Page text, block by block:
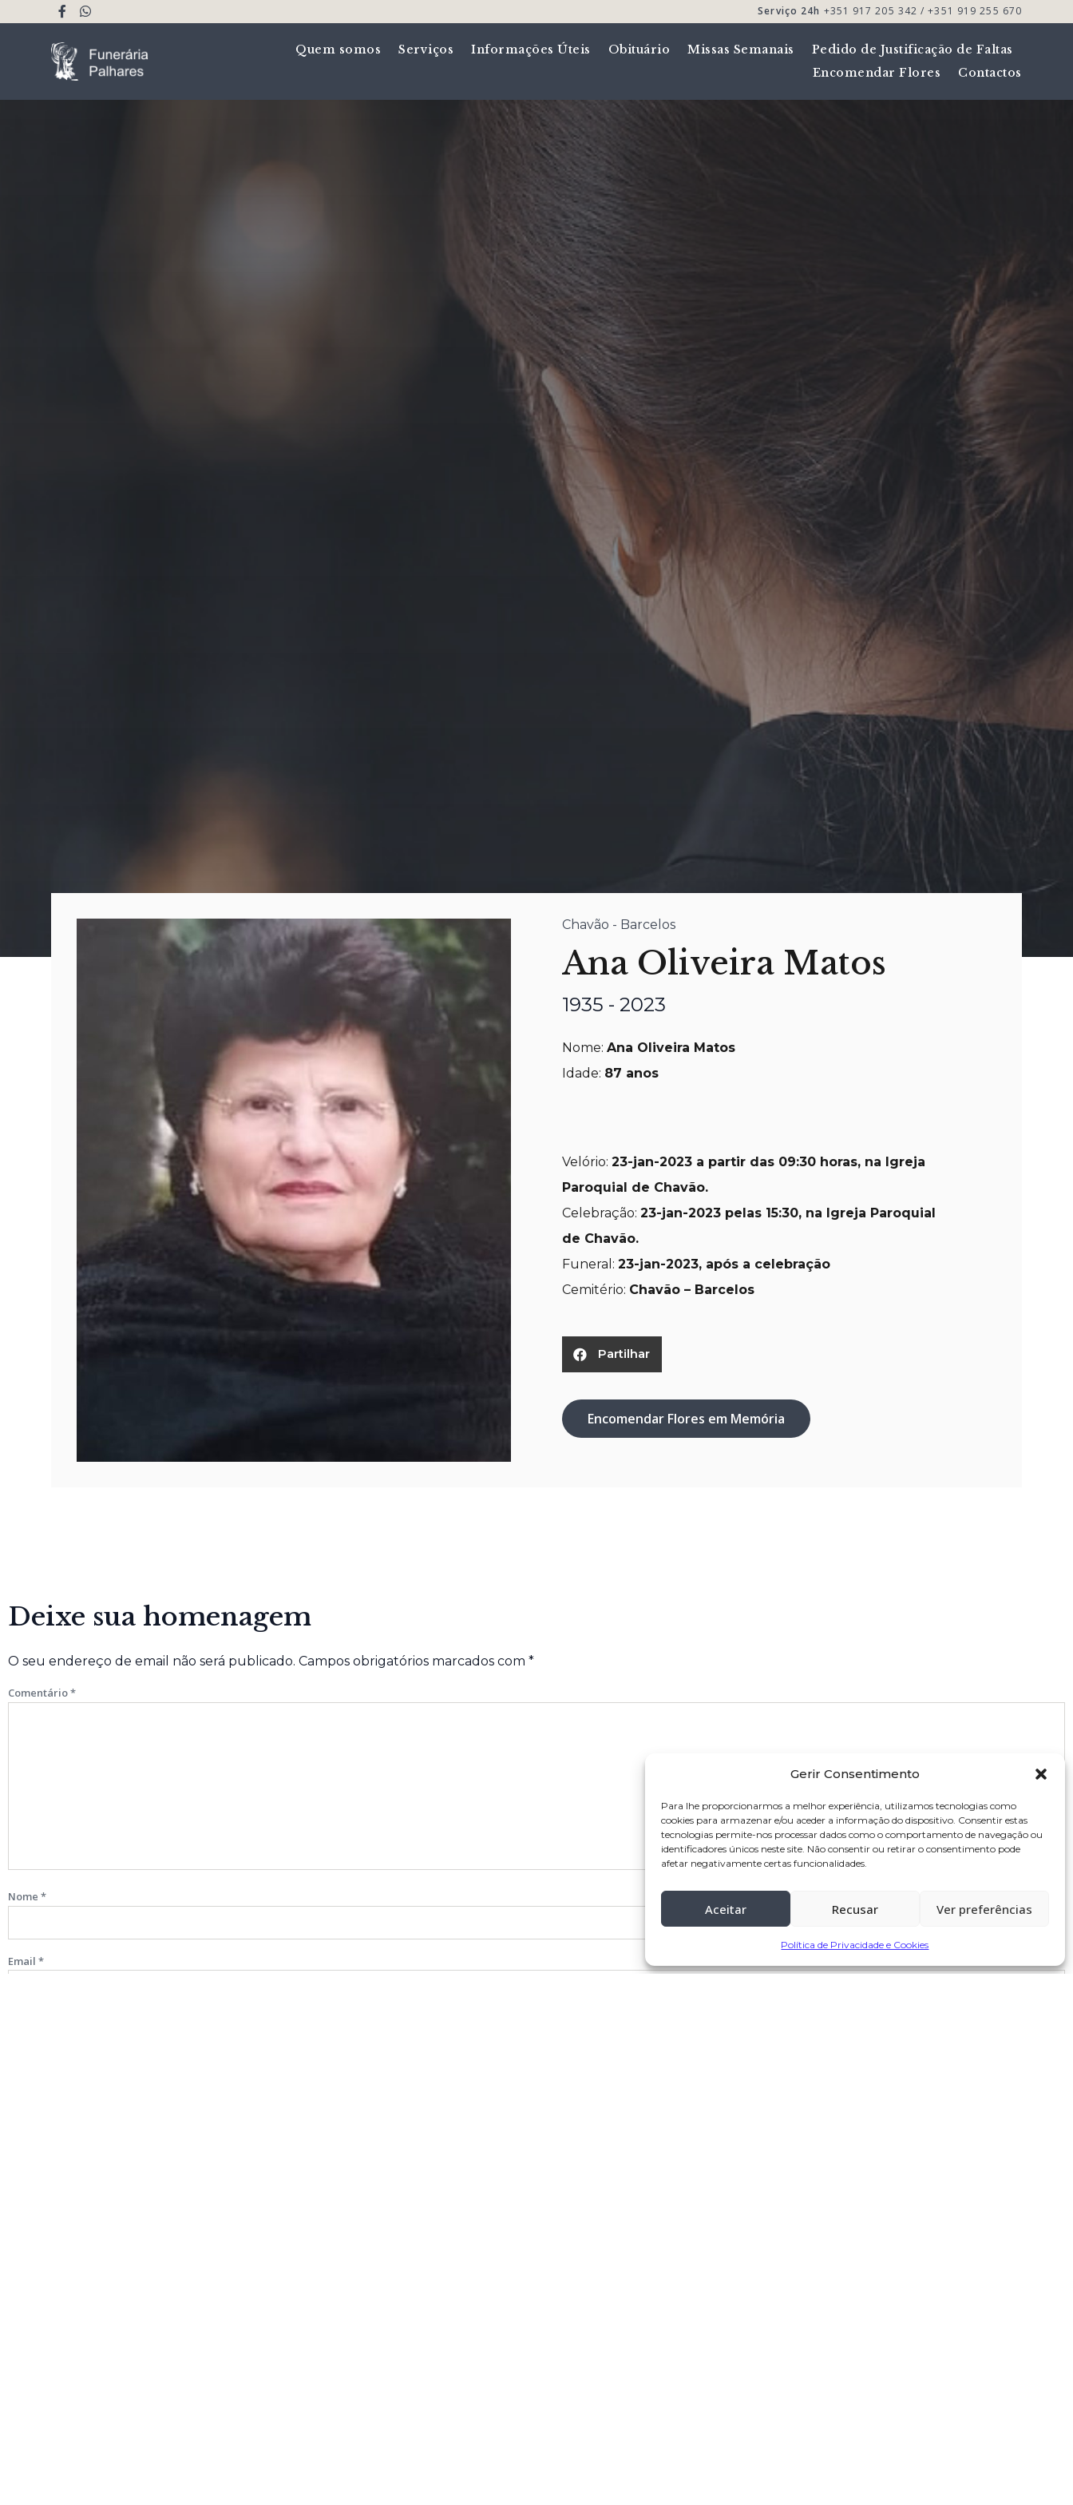
Gerir Consentimento
Para lhe proporcionarmos a melhor experiência, utilizamos tecnologias como
cookies para armazenar e/ou aceder a informação do dispositivo. Consentir estas
tecnologias permite-nos processar dados como o comportamento de navegação ou
identificadores únicos neste site. Não consentir ou retirar o consentimento pode
afetar negativamente certas funcionalidades.
Aceitar Recusar Ver preferências
Política de Privacidade e Cookies
Serviço 24h +351 917 205 342 / +351 919 255 670
Quem somos Serviços Informações Úteis Obituário Missas Semanais
Pedido de Justificação de Faltas
Encomendar Flores
Contactos
Chavão - Barcelos
Ana Oliveira Matos
1935 - 2023
Nome: Ana Oliveira Matos
Idade: 87 anos
Velório: 23-jan-2023 a partir das 09:30 horas, na Igreja
Paroquial de Chavão.
Celebração: 23-jan-2023 pelas 15:30, na Igreja Paroquial
de Chavão.
Funeral: 23-jan-2023, após a celebração
Cemitério: Chavão – Barcelos
Partilhar
Encomendar Flores em Memória
Deixe sua homenagem
O seu endereço de email não será publicado. Campos obrigatórios marcados com *
Comentário*
Nome *
Email *